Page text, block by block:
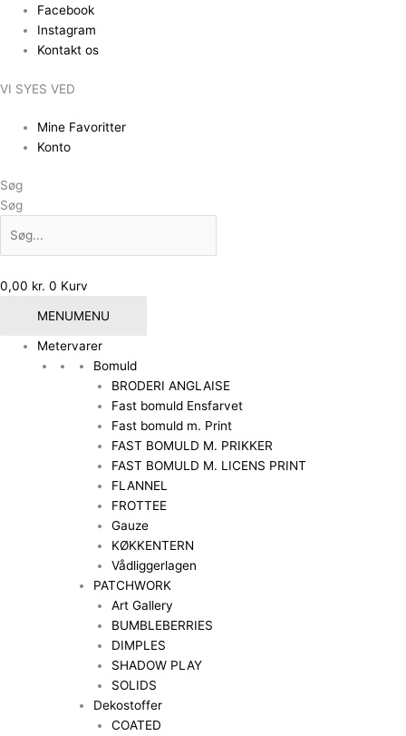
indholdet
Facebook
Instagram
Kontakt os
VI SYES VED
Mine Favoritter
Konto
Søg
Søg
0,00 kr. 0 Kurv
MENUMENU
Metervarer
Bomuld
BRODERI ANGLAISE
Fast bomuld Ensfarvet
Fast bomuld m. Print
FAST BOMULD M. PRIKKER
FAST BOMULD M. LICENS PRINT
FLANNEL
FROTTEE
Gauze
KØKKENTERN
Vådliggerlagen
PATCHWORK
Art Gallery
BUMBLEBERRIES
DIMPLES
SHADOW PLAY
SOLIDS
Dekostoffer
COATED
Den
oprindelige
pris